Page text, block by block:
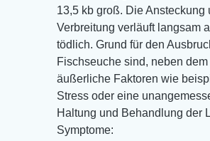
13,5 kb groß. Die Ansteckung
Verbreitung verläuft langsam
tödlich. Grund für den
Fischseuche sind, neben dem
äußerliche Faktoren wie
Stress oder eine
Haltung und Behandlung der
Symptome: